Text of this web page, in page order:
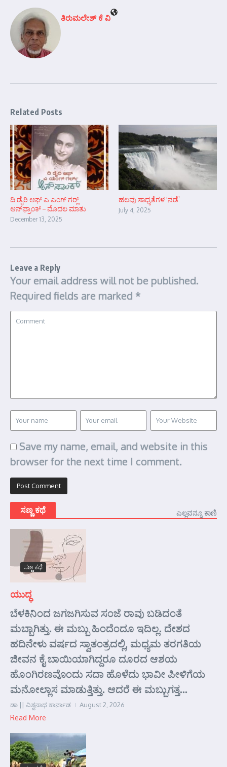
ತಿರುಮಲೇಶ್ ಕೆ ವಿ
Related Posts
ದಿ ಡೈರಿ ಆಫ್ ಎ ಎಂಗ್ ಗರ್‍ಲ್
ಆನ್‌ಫ್ರಾಂಕ್ – ಮೊದಲ ಮಾತು
December 13, 2025
ಹಲವು ಸಾಧ್ಯತೆಗಳ ‘ನಡೆ’
July 4, 2025
Leave a Reply
Your email address will not be published.
Required fields are marked *
Save my name, email, and website in this
browser for the next time I comment.
ಸಣ್ಣ ಕಥೆ ಎಲ್ಲವನ್ನೂ ಕಾಣಿ
ಸಣ್ಣ ಕಥೆ
ಯುದ್ಧ
ಬೆಳಕಿನಿಂದ ಜಗಜಗಿಸುವ ಸಂಜೆ ರಾವು ಬಡಿದಂತೆ
ಮಬ್ಬಾಗಿತ್ತು. ಈ ಮಬ್ಬು ಹಿಂದೆಂದೂ ಇದಿಲ್ಲ. ದೇಶದ
ಹದಿನೇಳು ವರ್ಷದ ಸ್ವಾತಂತ್ರದಲ್ಲಿ, ಮಧ್ಯಮ ತರಗತಿಯ
ಜೀವನ ಕೈ ಬಾಯಿಯಾಗಿದ್ದರೂ ದೂರದ ಆಶಯ
ಹೊಂಗಿರಣವೊಂದು ಸದಾ ಹೊಳೆದು ಭಾವೀ ಪೀಳಿಗೆಯ
ಮನೋಲ್ಲಾಸ ಮಾಡುತ್ತಿತ್ತು. ಆದರೆ ಈ ಮಬ್ಬುಗತ್ತ...
ಡಾ || ವಿಶ್ವನಾಥ ಕಾರ್ನಾಡ August 2, 2026
Read More